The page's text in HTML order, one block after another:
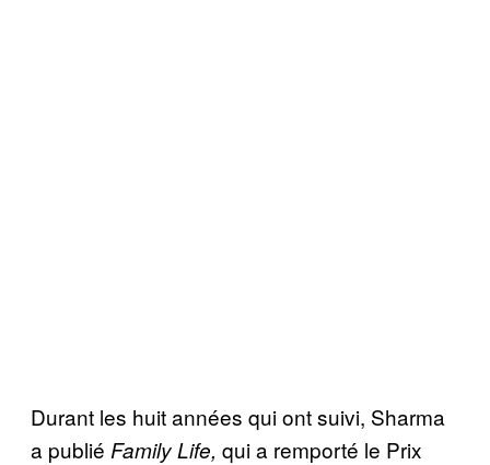
Durant les huit années qui ont suivi, Sharma
a publié Family Life, qui a remporté le Prix